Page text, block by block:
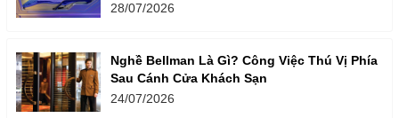
28/07/2026
Nghề Bellman Là Gì? Công Việc Thú Vị Phía
Sau Cánh Cửa Khách Sạn
24/07/2026